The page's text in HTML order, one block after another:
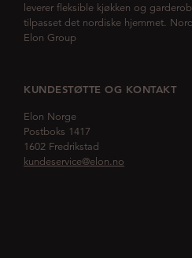
leverer fleksible kjøkken og
tilpasset det nordiske hjemmet.
Elon Group
KUNDESTØTTE OG KONTAKT
Elon Norge
Postboks 1417
1602 Fredrikstad
kundeservice@elon.no